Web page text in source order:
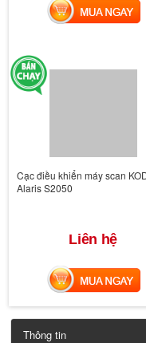
MUA NGAY
Cạc điều khiển máy scan
Alaris S2050
Liên hệ
MUA NGAY
Thông tin